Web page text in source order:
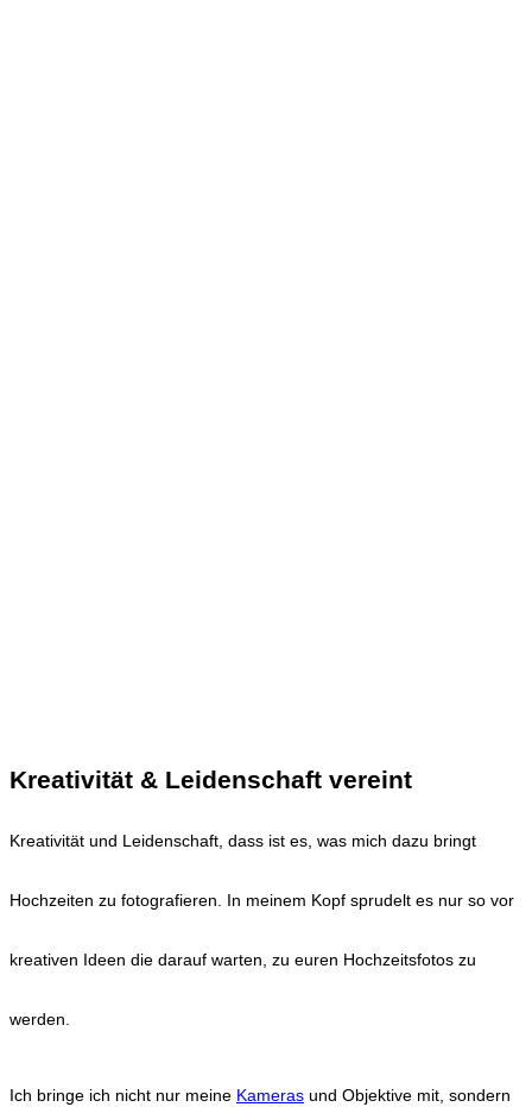
Kreativität & Leidenschaft vereint
Kreativität und Leidenschaft, dass ist es, was mich dazu bringt
Hochzeiten zu fotografieren. In meinem Kopf sprudelt es nur so vor
kreativen Ideen die darauf warten, zu euren Hochzeitsfotos zu
werden.
Ich bringe ich nicht nur meine Kameras und Objektive mit, sondern